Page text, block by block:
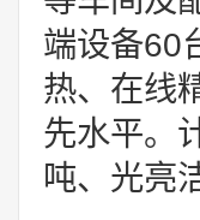
端设备60
热、在线
先水平。
吨、光亮